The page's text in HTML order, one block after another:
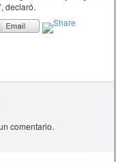
declaró.
comentario.